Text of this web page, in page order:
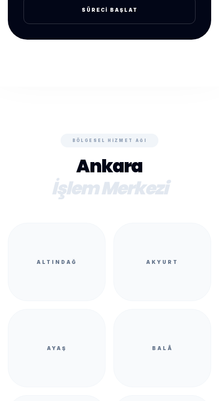
SÜRECI BAŞLAT
BÖLGESEL HIZMET AĞI
Ankara
İşlem Merkezi
ALTINDAĞ AKYURT
AYAŞ BALÂ